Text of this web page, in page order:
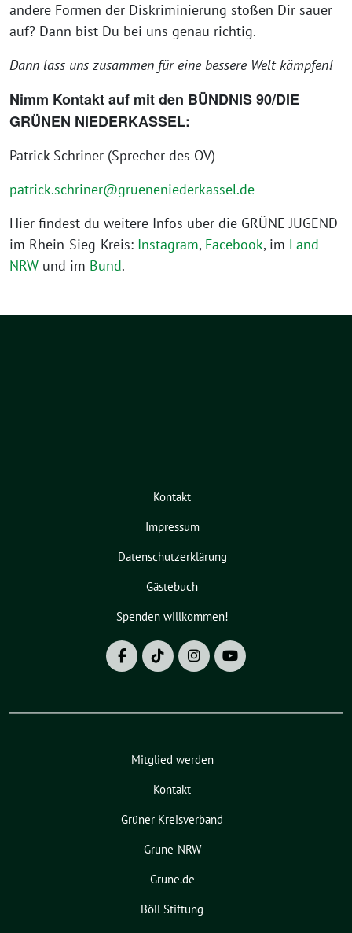
andere Formen der Diskriminierung stoßen Dir sauer
auf? Dann bist Du bei uns genau richtig.
Dann lass uns zusammen für eine bessere Welt kämpfen!
Nimm Kontakt auf mit den BÜNDNIS 90/DIE
GRÜNEN NIEDERKASSEL:
Patrick Schriner (Sprecher des OV)
patrick.schriner@grueneniederkassel.de
Hier findest du weitere Infos über die GRÜNE JUGEND
im Rhein-Sieg-Kreis: Instagram, Facebook, im Land
NRW und im Bund.
Kontakt
Impressum
Datenschutzerklärung
Gästebuch
Spenden willkommen!
Mitglied werden
Kontakt
Grüner Kreisverband
Grüne-NRW
Grüne.de
Böll Stiftung